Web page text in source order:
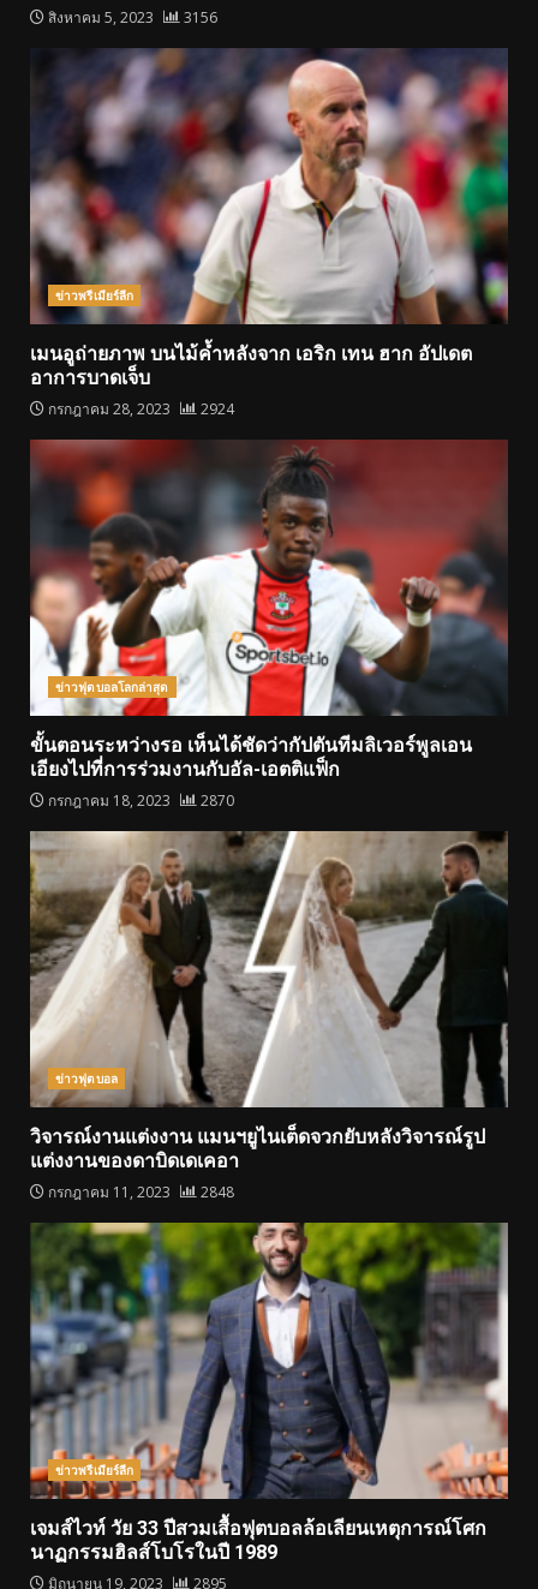
สิงหาคม 5, 2023 3156
ข่าวพรีเมียร์ลีก
เมนอูถ่ายภาพ บนไม้ค้ำหลังจาก เอริก เทน ฮาก อัปเดต
อาการบาดเจ็บ
กรกฎาคม 28, 2023 2924
ข่าวฟุตบอลโลกล่าสุด
ขั้นตอนระหว่างรอ เห็นได้ชัดว่ากัปตันทีมลิเวอร์พูลเอน
เอียงไปที่การร่วมงานกับอัล-เอตติแฟ็ก
กรกฎาคม 18, 2023 2870
ข่าวฟุตบอล
วิจารณ์งานแต่งงาน แมนฯยูไนเต็ดจวกยับหลังวิจารณ์รูป
แต่งงานของดาบิดเดเคอา
กรกฎาคม 11, 2023 2848
ข่าวพรีเมียร์ลีก
เจมส์ไวท์ วัย 33 ปีสวมเสื้อฟุตบอลล้อเลียนเหตุการณ์โศก
นาฏกรรมฮิลส์โบโรในปี 1989
มิถุนายน 19, 2023 2895